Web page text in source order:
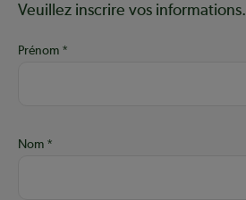
Aide :
Veuillez inscrire vos informations.
Prénom
Nom